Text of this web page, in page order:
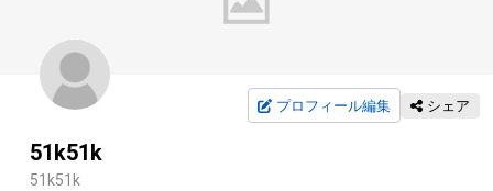
プロフィール編集 シェア
51k51k
51k51k